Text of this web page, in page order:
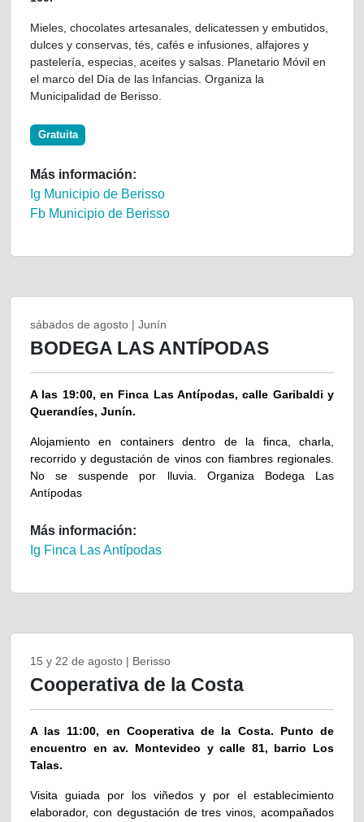
Mieles, chocolates artesanales, delicatessen y embutidos,
dulces y conservas, tés, cafés e infusiones, alfajores y
pastelería, especias, aceites y salsas. Planetario Móvil en
el marco del Día de las Infancias. Organiza la
Municipalidad de Berisso.
Gratuita
Más información:
Ig Municipio de Berisso
Fb Municipio de Berisso
sábados de agosto | Junín
BODEGA LAS ANTÍPODAS
A las 19:00, en Finca Las Antípodas, calle Garibaldi y
Querandíes, Junín.
Alojamiento en containers dentro de la finca, charla,
recorrido y degustación de vinos con fiambres regionales.
No se suspende por lluvia. Organiza Bodega Las
Antípodas
Más información:
Ig Finca Las Antípodas
15 y 22 de agosto | Berisso
Cooperativa de la Costa
A las 11:00, en Cooperativa de la Costa. Punto de
encuentro en av. Montevideo y calle 81, barrio Los
Talas.
Visita guiada por los viñedos y por el establecimiento
elaborador, con degustación de tres vinos, acompañados